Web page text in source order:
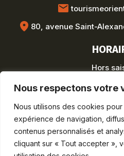
Nous respectons votre
Nous utilisons des cookies
expérience de navigation,
contenus personnalisés et
cliquant sur « Tout accepter »,
80, avenue Saint-
Hors
Saison
Lun-Sam :
Dim : 9h-